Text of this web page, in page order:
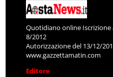
Quotidiano online Iscrizione
8/2012
Autorizzazione del 13/12/
www.gazzettamatin.com
Editore